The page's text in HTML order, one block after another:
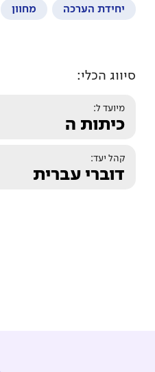
יחידת הערכה מחוון
סיווג הכלי:
מיועד ל:
כיתות ה
קהל יעד:
דוברי עברית